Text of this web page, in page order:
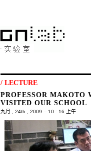
/ LECTURE
PROFESSOR MAKOTO
VISITED OUR SCHOOL
九月 , 24th , 2009 -- 10 : 16 上午